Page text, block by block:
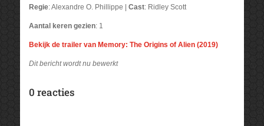
Regie: Alexandre O. Phillippe | Cast: Ridley Scott
Aantal keren gezien: 1
Bekijk de trailer van Memory: The Origins of Alien (2019)
Dit bericht wordt nu bewerkt
0 reacties